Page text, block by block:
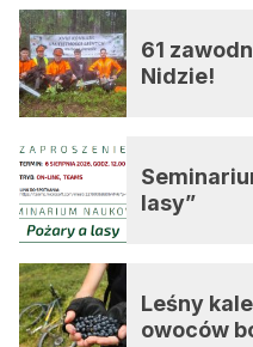
61
Nidzie!
lasy”
Leśny
owoców